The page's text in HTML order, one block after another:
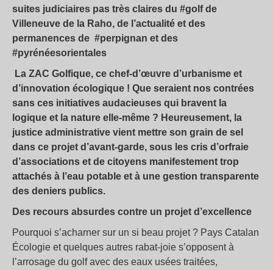
suites judiciaires pas très claires du #golf de
Villeneuve de la Raho, de l’actualité et des
permanences de #perpignan et des
#pyrénéesorientales
La ZAC Golfique, ce chef-d’œuvre d’urbanisme et
d’innovation écologique ! Que seraient nos contrées
sans ces initiatives audacieuses qui bravent la
logique et la nature elle-même ? Heureusement, la
justice administrative vient mettre son grain de sel
dans ce projet d’avant-garde, sous les cris d’orfraie
d’associations et de citoyens manifestement trop
attachés à l’eau potable et à une gestion transparente
des deniers publics.
Des recours absurdes contre un projet d’excellence
Pourquoi s’acharner sur un si beau projet ? Pays Catalan
Écologie et quelques autres rabat-joie s’opposent à
l’arrosage du golf avec des eaux usées traitées,